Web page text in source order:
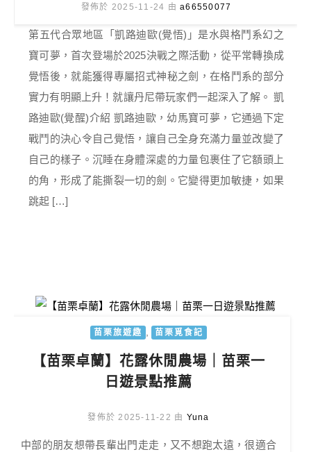
發佈於 2025-11-24 由 a66550077
第五代合眾地區「凱路迪歐(覺悟)」是水與格鬥系幻之
寶可夢，首次登場於2025決戰之際活動，從平常轉換成
覺悟後，就能獲得專屬招式神秘之劍，在格鬥系的部分
實力有明顯上升！就讓丹尼帶玩家們一起深入了解。 凱
路迪歐(覺醒)介紹 凱路迪歐，幼馬寶可夢，它通過下定
戰鬥的決心令自己覺悟，讓自己全身充滿力量並改變了
自己的樣子。沉睡在身體深處的力量包裹住了它額頭上
的角，形成了能撕裂一切的劍。它變得更加敏捷，如果
跳起 […]
苗栗旅遊趣 苗栗覓食記
【苗栗卓蘭】花露休閒農場｜苗栗一
日遊景點推薦
發佈於 2025-11-22 由 Yuna
中部的朋友想帶長輩出門走走，又不想跑太遠，很適合